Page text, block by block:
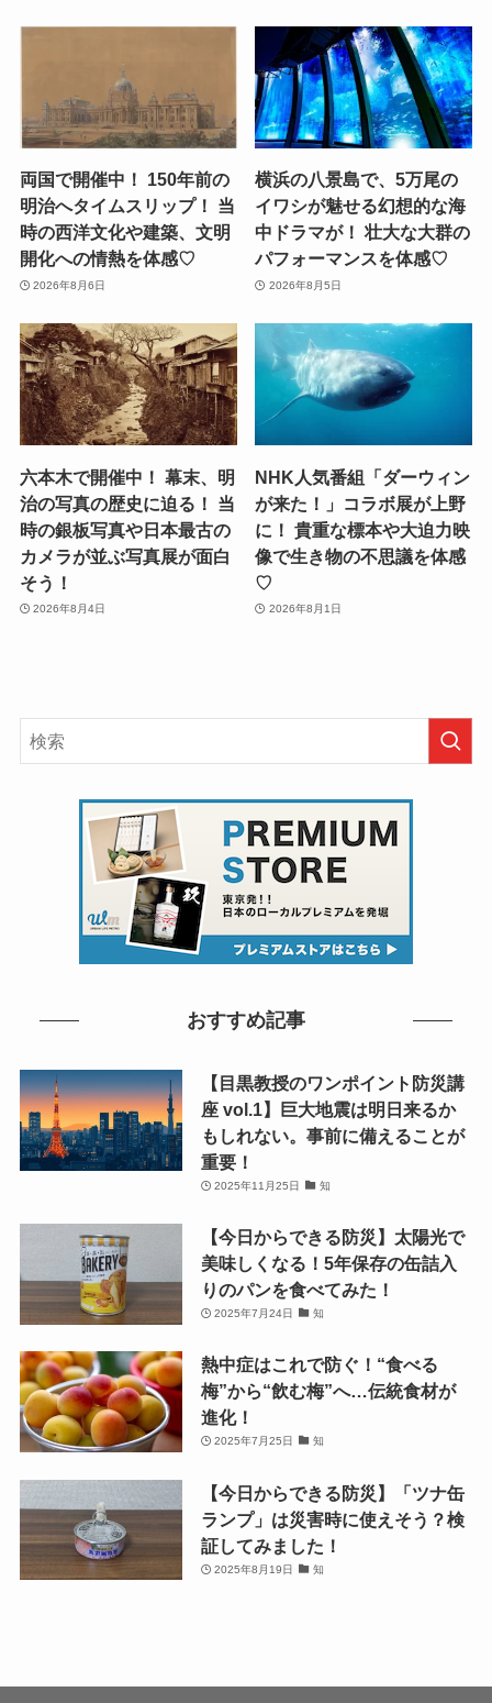
両国で開催中！ 150年前の
明治へタイムスリップ！ 当
時の西洋文化や建築、文明
開化への情熱を体感♡
2026年8月6日
横浜の八景島で、5万尾の
イワシが魅せる幻想的な海
中ドラマが！ 壮大な大群の
パフォーマンスを体感♡
2026年8月5日
六本木で開催中！ 幕末、明
治の写真の歴史に迫る！ 当
時の銀板写真や日本最古の
カメラが並ぶ写真展が面白
そう！
2026年8月4日
NHK人気番組「ダーウィン
が来た！」コラボ展が上野
に！ 貴重な標本や大迫力映
像で生き物の不思議を体感
♡
2026年8月1日
おすすめ記事
【目黒教授のワンポイント防災講
座 vol.1】巨大地震は明日来るか
もしれない。事前に備えることが
重要！
2025年11月25日 知
【今日からできる防災】太陽光で
美味しくなる！5年保存の缶詰入
りのパンを食べてみた！
2025年7月24日 知
熱中症はこれで防ぐ！“食べる
梅”から“飲む梅”へ…伝統食材が
進化！
2025年7月25日 知
【今日からできる防災】「ツナ缶
ランプ」は災害時に使えそう？検
証してみました！
2025年8月19日 知